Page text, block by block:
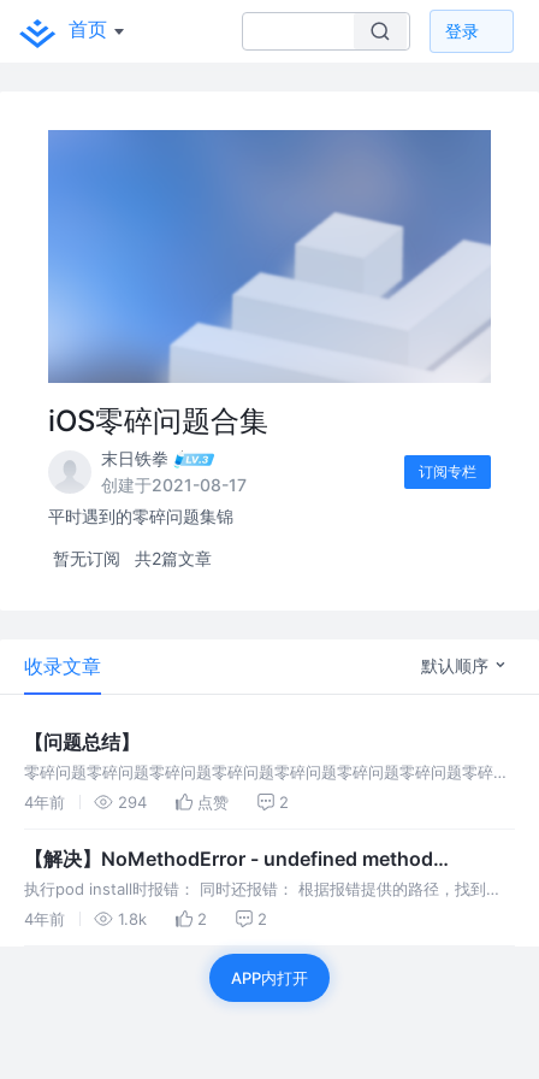
首页 登录
iOS零碎问题合集
末日铁拳
创建于2021-08-17
订阅专栏
平时遇到的零碎问题集锦
暂无订阅 共2篇文章
收录文章 默认顺序
【问题总结】
零碎问题零碎问题零碎问题零碎问题零碎问题零碎问题零碎问题零碎问
题零碎问题零碎问题零碎问题零碎问题零碎问题
4年前 294 点赞 2
【解决】NoMethodError - undefined method
`downcase' for nil:NilClass
执行pod install时报错： 同时还报错： 根据报错提供的路径，找到
group.rb文件 根据报错提供的行数，发现第445行为：
4年前 1.8k 2 2
APP内打开